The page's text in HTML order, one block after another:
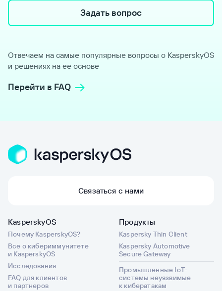
Задать вопрос
Отвечаем на самые популярные вопросы о KasperskyOS
и решениях на ее основе
Перейти в FAQ
Связаться с нами
KasperskyOS
Почему KasperskyOS?
Все о кибериммунитете
и KasperskyOS
Исследования
FAQ для клиентов
и партнеров
Продукты
Kaspersky Thin Client
Kaspersky Automotive
Secure Gateway
Промышленные IoT-
системы неуязвимые
к кибератакам